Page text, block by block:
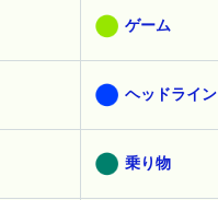
ゲーム
ヘッドライン
乗り物